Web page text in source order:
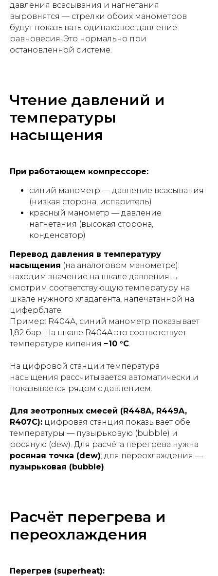
давления всасывания и нагнетания
выровнятся — стрелки обоих манометров
будут показывать одинаковое давление
равновесия. Это нормально при
остановленной системе.
Чтение давлений и
температуры
насыщения
При работающем компрессоре:
синий манометр — давление всасывания
(низкая сторона, испаритель)
красный манометр — давление
нагнетания (высокая сторона,
конденсатор)
Перевод давления в температуру
насыщения (на аналоговом манометре):
находим значение на шкале давления →
смотрим соответствующую температуру на
шкале нужного хладагента, напечатанной на
циферблате.
Пример: R404A, синий манометр показывает
1,82 бар. На шкале R404A это соответствует
температуре кипения −10 °C.
На цифровой станции температура
насыщения рассчитывается автоматически и
показывается рядом с давлением.
Для зеотропных смесей (R448A, R449A,
R407C): цифровая станция показывает обе
температуры — пузырьковую (bubble) и
росяную (dew). Для расчёта перегрева нужна
росяная точка (dew); для переохлаждения —
пузырьковая (bubble).
Расчёт перегрева и
переохлаждения
Перегрев (superheat):